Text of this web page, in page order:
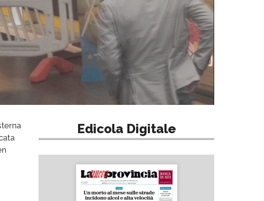
Edicola Digitale